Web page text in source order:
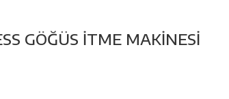
GÖĞÜS İTME MAKİNESİ